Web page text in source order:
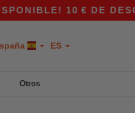
10 € DE
ES
Otros